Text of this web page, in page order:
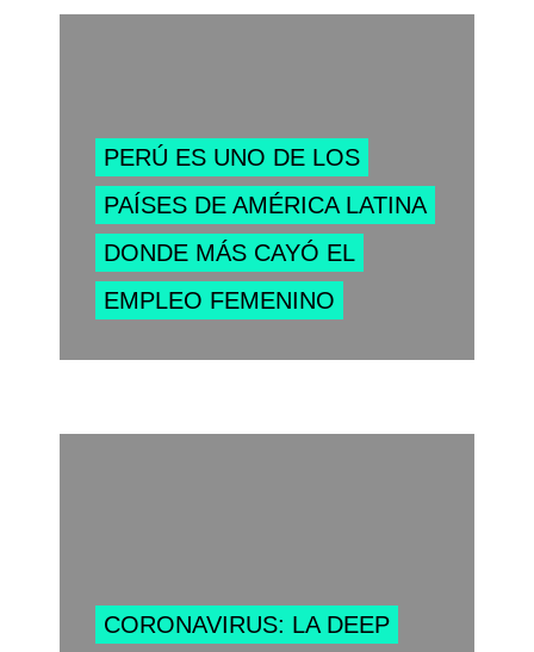
PERÚ ES UNO DE LOS
PAÍSES DE AMÉRICA LATINA
DONDE MÁS CAYÓ EL
EMPLEO FEMENINO
CORONAVIRUS: LA DEEP